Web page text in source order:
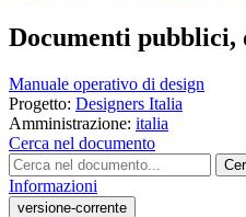
Documenti pubblici,
Manuale operativo di design
Progetto: Designers Italia
Amministrazione: italia
Cerca nel documento
Informazioni
versione-corrente